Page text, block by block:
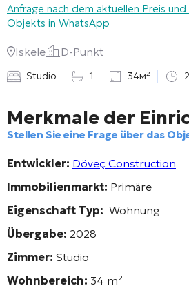
Anfrage nach dem aktuellen Preis
Objekts in WhatsApp
Iskele D-Punkt
Studio 1 34м²
Merkmale der
Stellen Sie eine Frage über das
Entwickler: Döveç Construction
Immobilienmarkt: Primäre
Eigenschaft Typ: Wohnung
Übergabe: 2028
Zimmer: Studio
Wohnbereich: 34 m²